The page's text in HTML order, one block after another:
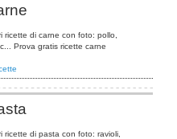
ricette di carne con foto: pollo,
Prova gratis ricette carne
ricette di pasta con foto: ravioli,